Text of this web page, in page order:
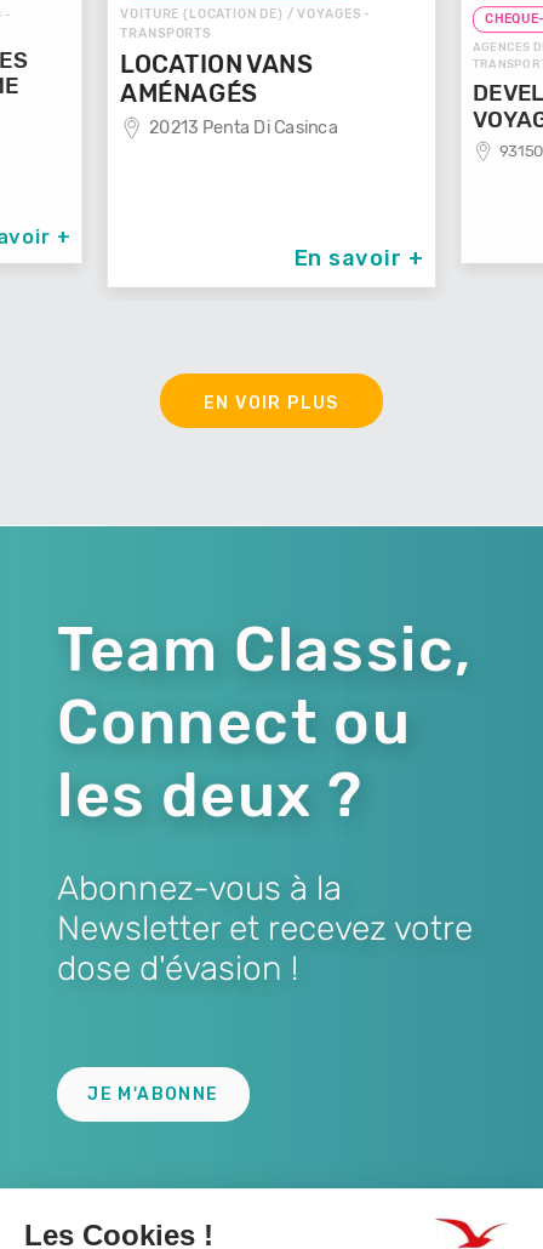
-
+
VOITURE (LOCATION DE) / VOYAGES -
TRANSPORTS
LOCATION VANS
AMÉNAGÉS
20213 Penta Di Casinca
En savoir +
AGENCES
EN VOIR PLUS
Team Classic,
Connect ou
les deux ?
Abonnez-vous à la
Newsletter et recevez votre
dose d'évasion !
JE M'ABONNE